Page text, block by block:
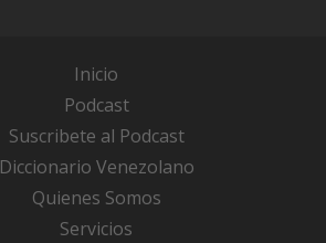
Inicio
Podcast
Suscribete al Podcast
Diccionario Venezolano
Quienes Somos
Servicios